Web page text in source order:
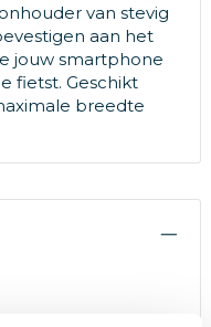
van stevig
aan het
jouw smartphone
fietst. Geschikt
breedte